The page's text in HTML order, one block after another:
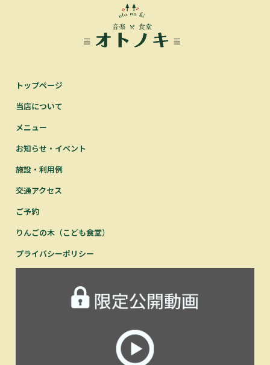
トップページ
当店について
メニュー
お知らせ・イベント
施設・利用例
交通アクセス
ご予約
りんごの木（こども食堂）
プライバシーポリシー